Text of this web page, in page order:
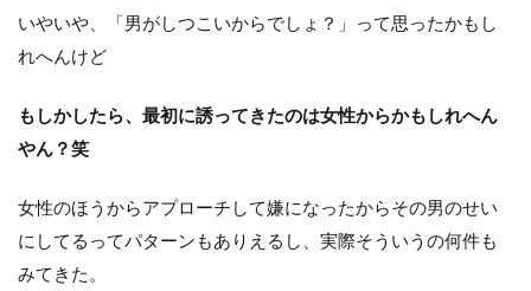
いやいや、「男がしつこいからでしょ？」って思ったかもし
れへんけど
もしかしたら、最初に誘ってきたのは女性からかもしれへん
やん？笑
女性のほうからアプローチして嫌になったからその男のせい
にしてるってパターンもありえるし、実際そういうの何件も
みてきた。